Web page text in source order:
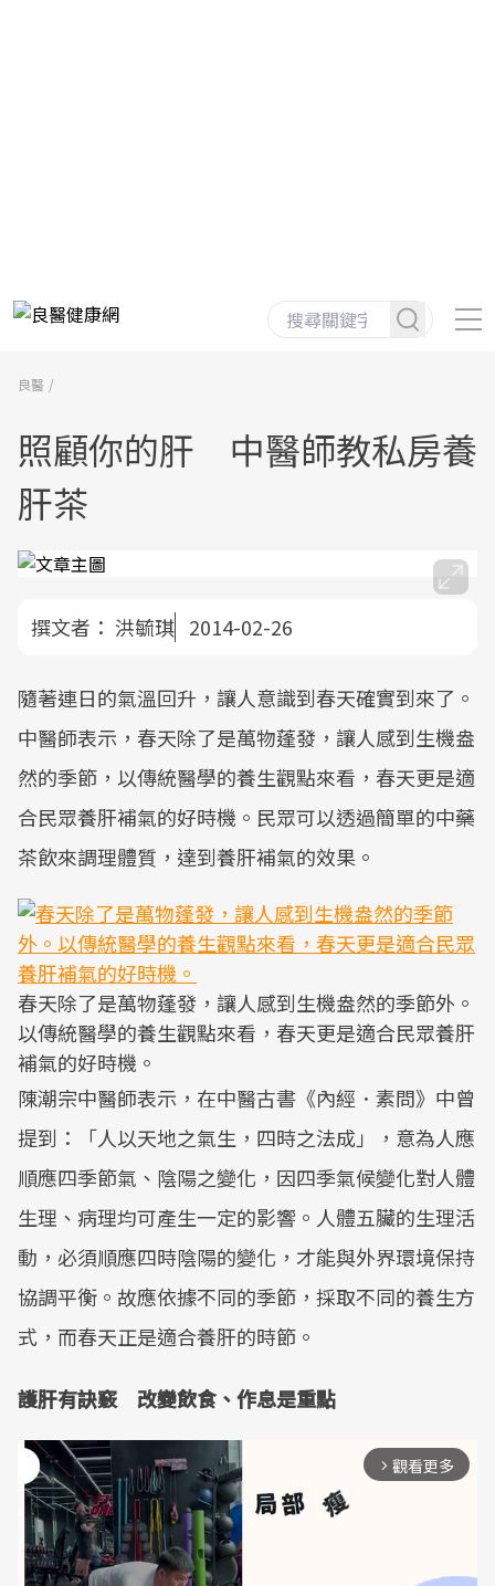
良醫
照顧你的肝 中醫師教私房養
肝茶
撰文者： 洪毓琪 2014-02-26
隨著連日的氣溫回升，讓人意識到春天確實到來了。
中醫師表示，春天除了是萬物蓬發，讓人感到生機盎
然的季節，以傳統醫學的養生觀點來看，春天更是適
合民眾養肝補氣的好時機。民眾可以透過簡單的中藥
茶飲來調理體質，達到養肝補氣的效果。
春天除了是萬物蓬發，讓人感到生機盎然的季節外。
以傳統醫學的養生觀點來看，春天更是適合民眾養肝
補氣的好時機。
陳潮宗中醫師表示，在中醫古書《內經．素問》中曾
提到：「人以天地之氣生，四時之法成」，意為人應
順應四季節氣、陰陽之變化，因四季氣候變化對人體
生理、病理均可產生一定的影響。人體五臟的生理活
動，必須順應四時陰陽的變化，才能與外界環境保持
協調平衡。故應依據不同的季節，採取不同的養生方
式，而春天正是適合養肝的時節。
護肝有訣竅 改變飲食、作息是重點
arrow_forward_ios 觀看更多